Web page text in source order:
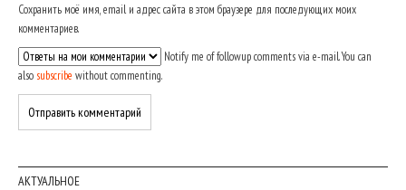
Сохранить моё имя, email и адрес сайта в этом браузере для последующих моих
комментариев.
Notify me of followup comments via e-mail. You can
also subscribe without commenting.
АКТУАЛЬНОЕ